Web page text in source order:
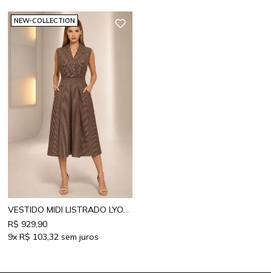
NEW-COLLECTION
VESTIDO MIDI LISTRADO LYOCELL
R$ 929,90
9xR$ 103,32